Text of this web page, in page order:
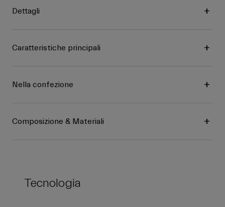
Dettagli
Caratteristiche principali
Nella confezione
Composizione & Materiali
Tecnologia